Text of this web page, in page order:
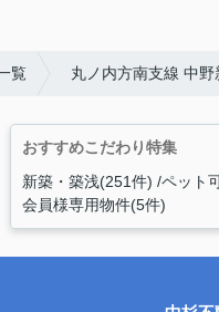
覧 丸ノ内方南支線 中
おすすめこだわり特集
新築・築浅(251件) ペット
会員様専用物件(5件)